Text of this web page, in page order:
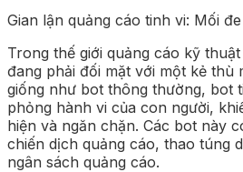
Gian lận quảng cáo tinh vi: Mối
Trong thế giới quảng cáo kỹ
đang phải đối mặt với một kẻ thù
giống như bot thông thường, bot
phỏng hành vi của con người,
hiện và ngăn chặn. Các bot này
chiến dịch quảng cáo, thao túng
ngân sách quảng cáo.